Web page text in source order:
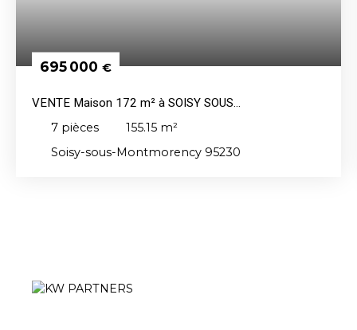
695 000 €
VENTE Maison 172 m² à SOISY SOUS
MONTMORENCY
7 pièces 155.15 m²
Soisy-sous-Montmorency 95230